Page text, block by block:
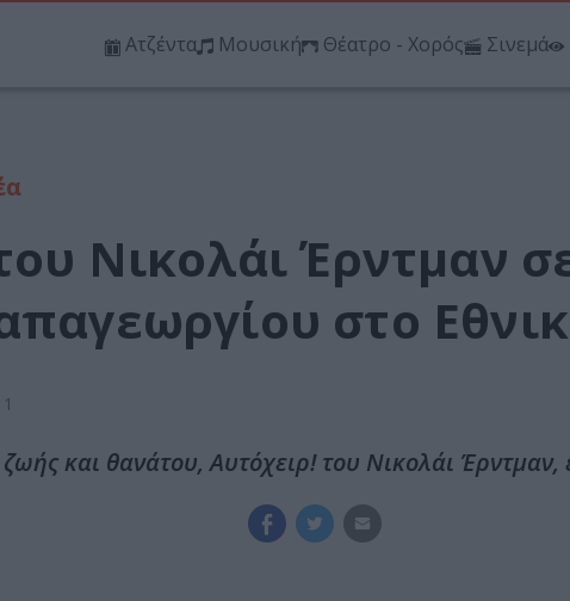
Ατζέντα Μουσική Θέατρο - Χορός Σινεμά
Νικολάι Έρντμαν
στο
και θανάτου, Αυτόχειρ! του Νικολάι Έρντμαν,